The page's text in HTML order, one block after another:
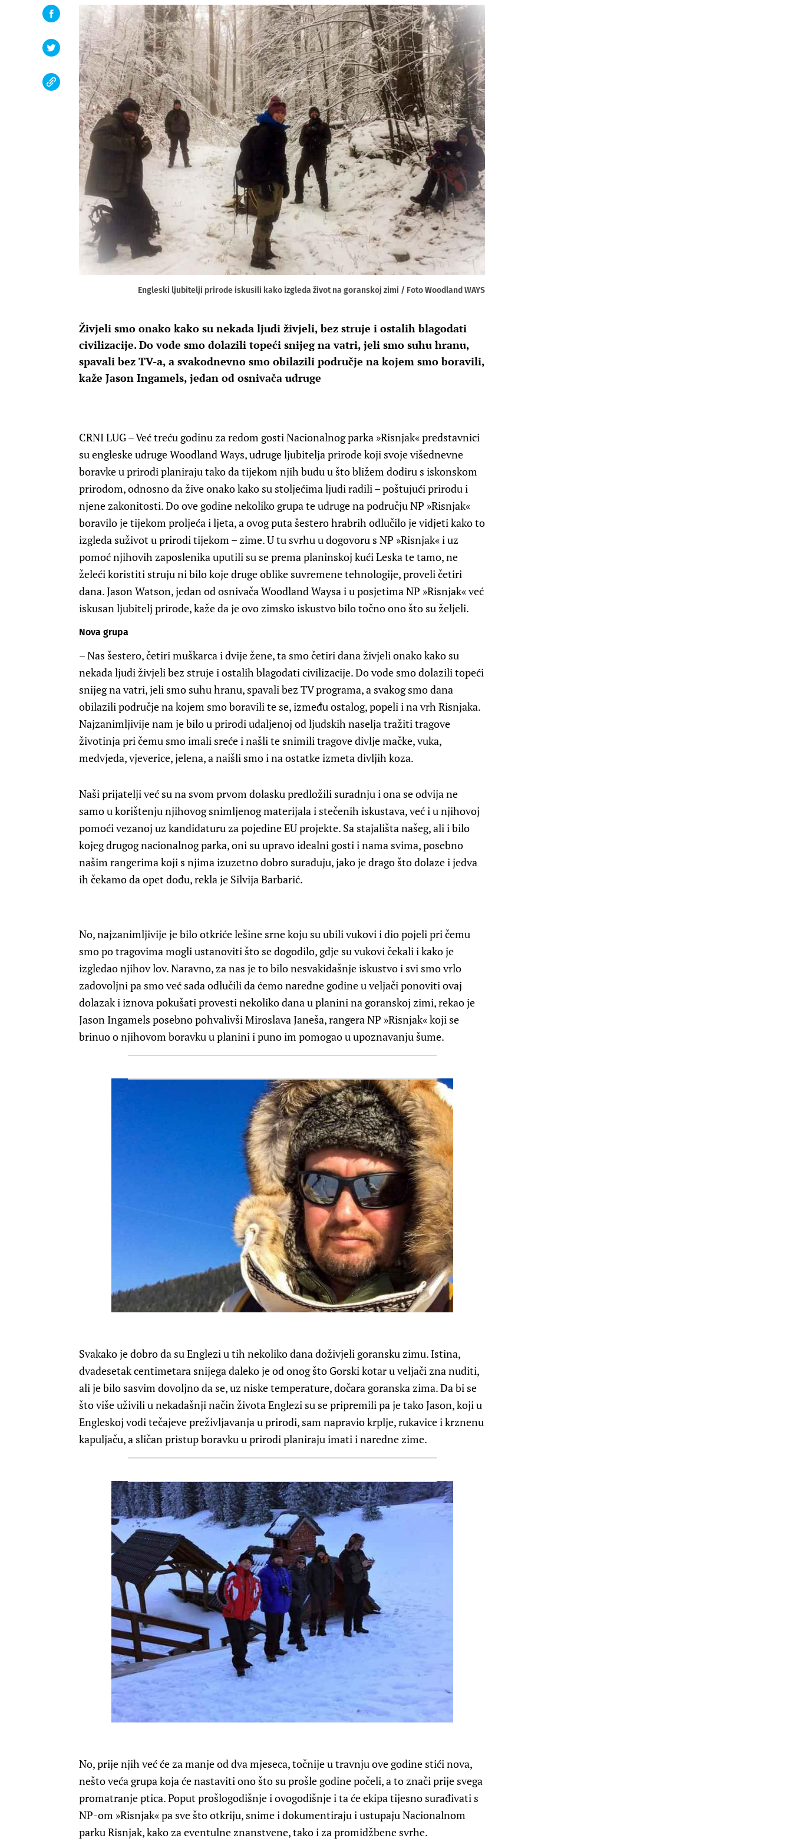
Engleski ljubitelji prirode iskusili kako izgleda život na goranskoj zimi / Foto Woodland WAYS
Živjeli smo onako kako su nekada ljudi živjeli, bez struje i ostalih blagodati
civilizacije. Do vode smo dolazili topeći snijeg na vatri, jeli smo suhu hranu,
spavali bez TV-a, a svakodnevno smo obilazili područje na kojem smo boravili,
kaže Jason Ingamels, jedan od osnivača udruge
CRNI LUG– Već treću godinu za redom gosti Nacionalnog parka »Risnjak« predstavnici
su engleske udruge Woodland Ways, udruge ljubitelja prirode koji svoje višednevne
boravke u prirodi planiraju tako da tijekom njih budu u što bližem dodiru s iskonskom
prirodom, odnosno da žive onako kako su stoljećima ljudi radili – poštujući prirodu i
njene zakonitosti. Do ove godine nekoliko grupa te udruge na području NP »Risnjak«
boravilo je tijekom proljeća i ljeta, a ovog puta šestero hrabrih odlučilo je vidjeti kako to
izgleda suživot u prirodi tijekom – zime. U tu svrhu u dogovoru s NP »Risnjak« i uz
pomoć njihovih zaposlenika uputili su se prema planinskoj kući Leska te tamo, ne
želeći koristiti struju ni bilo koje druge oblike suvremene tehnologije, proveli četiri
dana. Jason Watson, jedan od osnivača Woodland Waysa i u posjetima NP »Risnjak« već
iskusan ljubitelj prirode, kaže da je ovo zimsko iskustvo bilo točno ono što su željeli.
Nova grupa
– Nas šestero, četiri muškarca i dvije žene, ta smo četiri dana živjeli onako kako su
nekada ljudi živjeli bez struje i ostalih blagodati civilizacije. Do vode smo dolazili topeći
snijeg na vatri, jeli smo suhu hranu, spavali bez TV programa, a svakog smo dana
obilazili područje na kojem smo boravili te se, između ostalog, popeli i na vrh Risnjaka.
Najzanimljivije nam je bilo u prirodi udaljenoj od ljudskih naselja tražiti tragove
životinja pri čemu smo imali sreće i našli te snimili tragove divlje mačke, vuka,
medvjeda, vjeverice, jelena, a naišli smo i na ostatke izmeta divljih koza.
Naši prijatelji već su na svom prvom dolasku predložili suradnju i ona se odvija ne
samo u korištenju njihovog snimljenog materijala i stečenih iskustava, već i u njihovoj
pomoći vezanoj uz kandidaturu za pojedine EU projekte. Sa stajališta našeg, ali i bilo
kojeg drugog nacionalnog parka, oni su upravo idealni gosti i nama svima, posebno
našim rangerima koji s njima izuzetno dobro surađuju, jako je drago što dolaze i jedva
ih čekamo da opet dođu, rekla je Silvija Barbarić.
No, najzanimljivije je bilo otkriće lešine srne koju su ubili vukovi i dio pojeli pri čemu
smo po tragovima mogli ustanoviti što se dogodilo, gdje su vukovi čekali i kako je
izgledao njihov lov. Naravno, za nas je to bilo nesvakidašnje iskustvo i svi smo vrlo
zadovoljni pa smo već sada odlučili da ćemo naredne godine u veljači ponoviti ovaj
dolazak i iznova pokušati provesti nekoliko dana u planini na goranskoj zimi, rekao je
Jason Ingamels posebno pohvalivši Miroslava Janeša, rangera NP »Risnjak« koji se
brinuo o njihovom boravku u planini i puno im pomogao u upoznavanju šume.
Svakako je dobro da su Englezi u tih nekoliko dana doživjeli goransku zimu. Istina,
dvadesetak centimetara snijega daleko je od onog što Gorski kotar u veljači zna nuditi,
ali je bilo sasvim dovoljno da se, uz niske temperature, dočara goranska zima. Da bi se
što više uživili u nekadašnji način života Englezi su se pripremili pa je tako Jason, koji u
Engleskoj vodi tečajeve preživljavanja u prirodi, sam napravio krplje, rukavice i krznenu
kapuljaču, a sličan pristup boravku u prirodi planiraju imati i naredne zime.
No, prije njih već će za manje od dva mjeseca, točnije u travnju ove godine stići nova,
nešto veća grupa koja će nastaviti ono što su prošle godine počeli, a to znači prije svega
promatranje ptica. Poput prošlogodišnje i ovogodišnje i ta će ekipa tijesno surađivati s
NP-om »Risnjak« pa sve što otkriju, snime i dokumentiraju i ustupaju Nacionalnom
parku Risnjak, kako za eventulne znanstvene, tako i za promidžbene svrhe.